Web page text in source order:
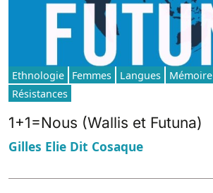
Ethnologie Femmes Langues Mémoire
Résistances
1+1=Nous (Wallis et Futuna)
Gilles Elie Dit Cosaque